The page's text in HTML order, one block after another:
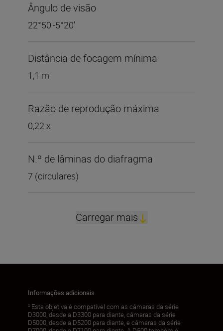
Ângulo de visão
22°50′-5°20′
Distância de focagem mínima
1,1 m
Razão de reprodução máxima
0,22 x
N.º de lâminas do diafragma
7 (circulares)
Carregar mais
Informações adicionais
¹ Esta objetiva é compatível com as câmaras da série
D3000, desde a D3300 para diante, câmaras da série
D5000, desde a D5200 para diante, e câmaras da série